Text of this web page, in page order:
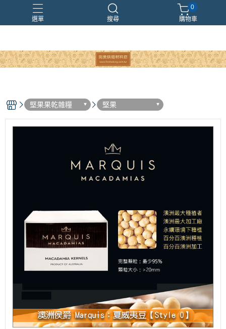
選單 搜尋
0
購物車
堅果果乾雜糧 堅果